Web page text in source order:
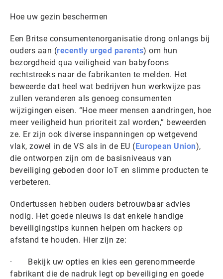
Hoe uw gezin beschermen
Een Britse consumentenorganisatie drong onlangs bij
ouders aan (recently urged parents) om hun
bezorgdheid qua veiligheid van babyfoons
rechtstreeks naar de fabrikanten te melden. Het
beweerde dat heel wat bedrijven hun werkwijze pas
zullen veranderen als genoeg consumenten
wijzigingen eisen. “Hoe meer mensen aandringen, hoe
meer veiligheid hun prioriteit zal worden,” beweerden
ze. Er zijn ook diverse inspanningen op wetgevend
vlak, zowel in de VS als in de EU (European Union),
die ontworpen zijn om de basisniveaus van
beveiliging geboden door IoT en slimme producten te
verbeteren.
Ondertussen hebben ouders betrouwbaar advies
nodig. Het goede nieuws is dat enkele handige
beveiligingstips kunnen helpen om hackers op
afstand te houden. Hier zijn ze:
· Bekijk uw opties en kies een gerenommeerde
fabrikant die de nadruk legt op beveiliging en goede